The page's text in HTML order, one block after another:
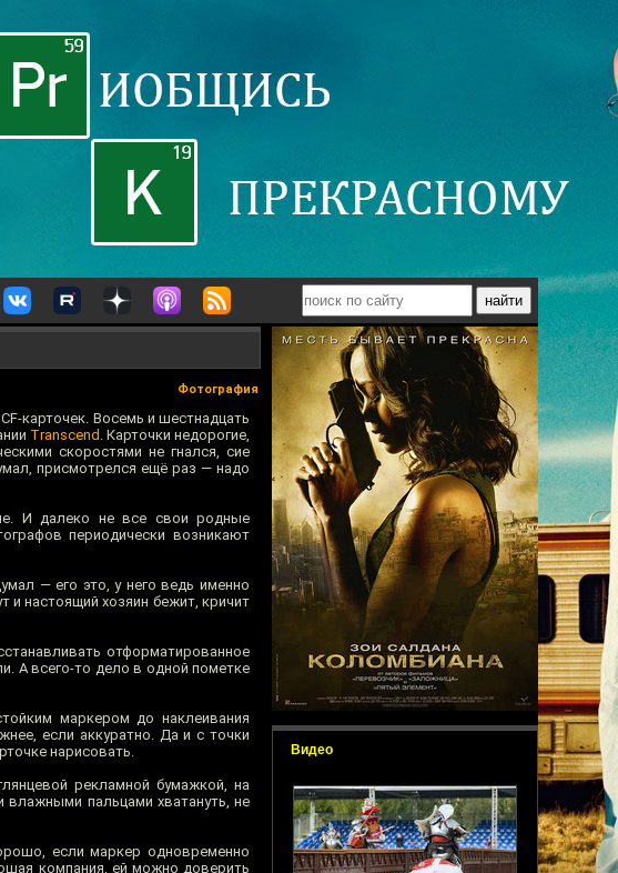
Видео
Фотография
карточек. Восемь и шестнадцать
Transcend . Карточки недорогие,
скоростями не гнался, сие
присмотрелся ещё раз — надо
И далеко не все свои родные
периодически возникают
— его это, у него ведь именно
и настоящий хозяин бежит, кричит
отформатированное
А всего-то дело в одной пометке
маркером до наклеивания
если аккуратно. Да и с точки
нарисовать.
рекламной бумажкой, на
влажными пальцами хватануть, не
если маркер одновременно
компания, ей можно доверить